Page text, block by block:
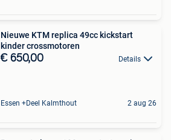
Nieuwe KTM replica 49cc kickstart
kinder crossmotoren
€ 650,00 Details
Essen +Deel Kalmthout 2 aug 26